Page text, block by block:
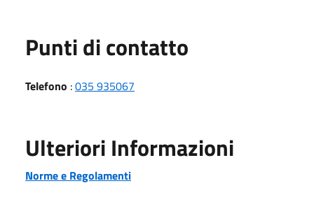
Punti di contatto
Telefono :035 935067
Ulteriori Informazioni
Norme e Regolamenti